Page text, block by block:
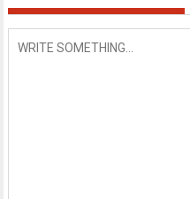
ー
シ
ョ